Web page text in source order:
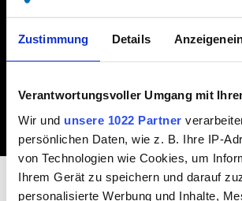
Zustimmung Details
Verantwortungsvoller Umgang mit
Wir und unsere 1022 Partner
persönlichen Daten, wie z. B. Ihre IP-
von Technologien wie Cookies, um
Ihrem Gerät zu speichern und darauf
personalisierte Werbung und Inhalte,
HABEN SIE